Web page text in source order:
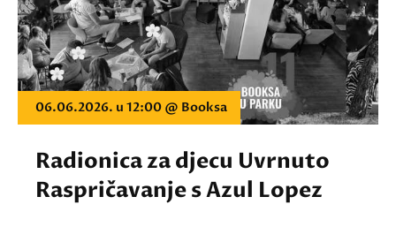
06.06.2026. u 12:00 @ Booksa
Radionica za djecu Uvrnuto
Raspričavanje s Azul Lopez